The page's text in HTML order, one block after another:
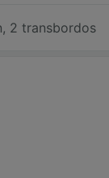
, 2 transbordos